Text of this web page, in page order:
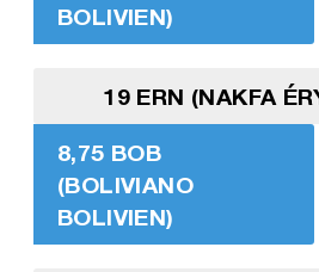
BOLIVIEN)
19 ERN (NAKFA
8,75 BOB
(BOLIVIANO
BOLIVIEN)